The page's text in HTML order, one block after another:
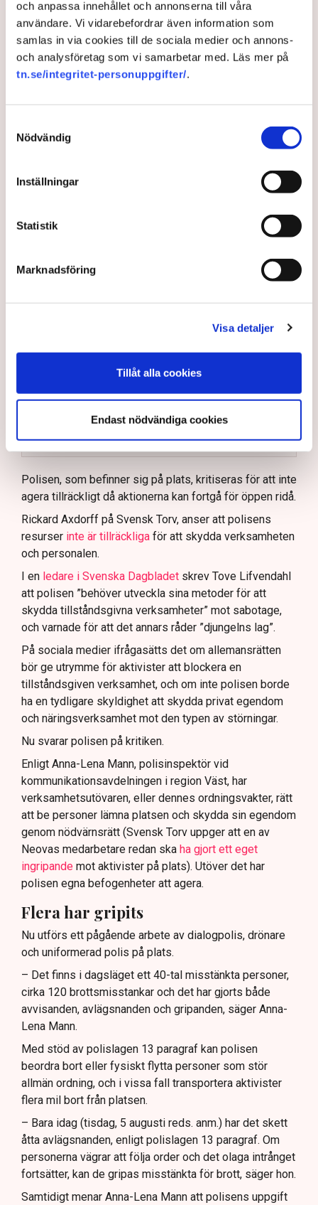
och anpassa innehållet och annonserna till våra
användare. Vi vidarebefordrar även information som
samlas in via cookies till de sociala medier och annons-
och analysföretag som vi samarbetar med. Läs mer på
tn.se/integritet-personuppgifter/.
Nödvändig
Inställningar
Statistik
Marknadsföring
Visa detaljer
Tillåt alla cookies
Endast nödvändiga cookies
gripanden”, säger Anna-Lena Mann,
polisinspektör i region Väst, till TN.
Torvtäkten i Grimsås i Tranemo kommun har sedan 28
efter att aktivister har klättrat upp påtorvproducenten
ogräsfrön över täkten.
Aktivisterna klättrar upp på
maskiner – polisen kan inte
AI-sammanfattning
aktionerna.
Polisinspektör Anna-Lena Mann förklarar polisens
agerande på plats.
40 personer misstänks med cirka 120
Polisen använder drönare och uniformerad polis
för att dokumentera bevis.
Samtidigt är polisarbetet komplext när det gäller
att navigera juridiska rättigheter och gränser.
Läs mer
Polisen, som befinner sig på plats, kritiseras för att inte
agera tillräckligt då aktionerna kan fortgå för öppen ridå.
Rickard Axdorff på Svensk Torv, anser att polisens
resurser inte är tillräckliga för att skydda verksamheten
och personalen.
I en ledare i Svenska Dagbladet skrev Tove Lifvendahl
att polisen ”behöver utveckla sina metoder för att
skydda tillståndsgivna verksamheter” mot sabotage,
och varnade för att det annars råder ”djungelns lag”.
På sociala medier ifrågasätts det om allemansrätten
bör ge utrymme för aktivister att blockera en
tillståndsgiven verksamhet, och om inte polisen borde
ha en tydligare skyldighet att skydda privat egendom
och näringsverksamhet mot den typen av störningar.
Nu svarar polisen på kritiken.
Enligt Anna-Lena Mann, polisinspektör vid
kommunikationsavdelningen i region Väst, har
verksamhetsutövaren, eller dennes ordningsvakter, rätt
att be personer lämna platsen och skydda sin egendom
genom nödvärnsrätt (Svensk Torv uppger att en av
Neovas medarbetare redan ska ha gjort ett eget
ingripande mot aktivister på plats). Utöver det har
polisen egna befogenheter att agera.
Flera har gripits
Nu utförs ett pågående arbete av dialogpolis, drönare
och uniformerad polis på plats.
– Det finns i dagsläget ett 40-tal misstänkta personer,
cirka 120 brottsmisstankar och det har gjorts både
avvisanden, avlägsnanden och gripanden, säger Anna-
Lena Mann.
Med stöd av polislagen 13 paragraf kan polisen
beordra bort eller fysiskt flytta personer som stör
allmän ordning, och i vissa fall transportera aktivister
flera mil bort från platsen.
– Bara idag (tisdag, 5 augusti reds. anm.) har det skett
åtta avlägsnanden, enligt polislagen 13 paragraf. Om
personerna vägrar att följa order och det olaga intrånget
fortsätter, kan de gripas misstänkta för brott, säger hon.
Samtidigt menar Anna-Lena Mann att polisens uppgift